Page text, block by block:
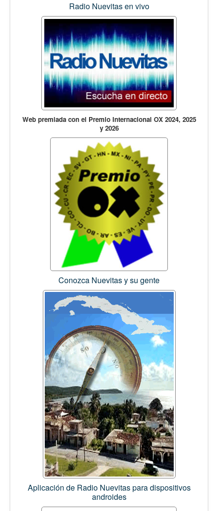
Radio Nuevitas en vivo
Web premiada con el Premio Internacional OX 2024, 2025
y 2026
Conozca Nuevitas y su gente
Aplicación de Radio Nuevitas para dispositivos
androides